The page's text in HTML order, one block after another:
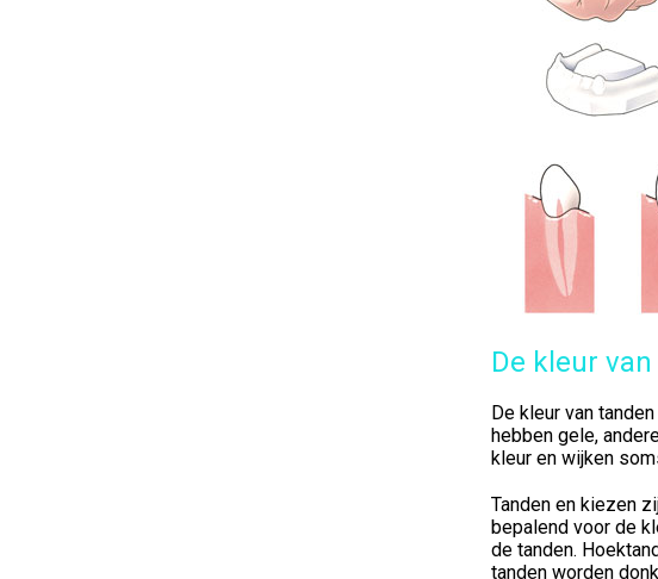
De kleur
De kleur van
hebben gele,
kleur en wijken
Tanden en kiezen
bepalend voor de
de tanden.
tanden worden